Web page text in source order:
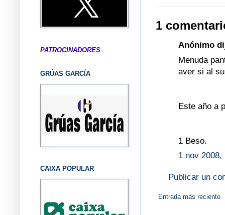
1
Anónimo
Menuda
aver si al
Este año a
1 Beso.
1 nov 2008,
Publicar un
Entrada más reciente
PATROCINADORES
GRÚAS GARCÍA
CAIXA POPULAR